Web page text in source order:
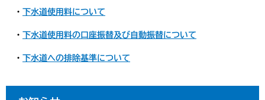
・ 下水道使用料について
・ 下水道使用料の口座振替及び自動振替について
・ 下水道への排除基準について